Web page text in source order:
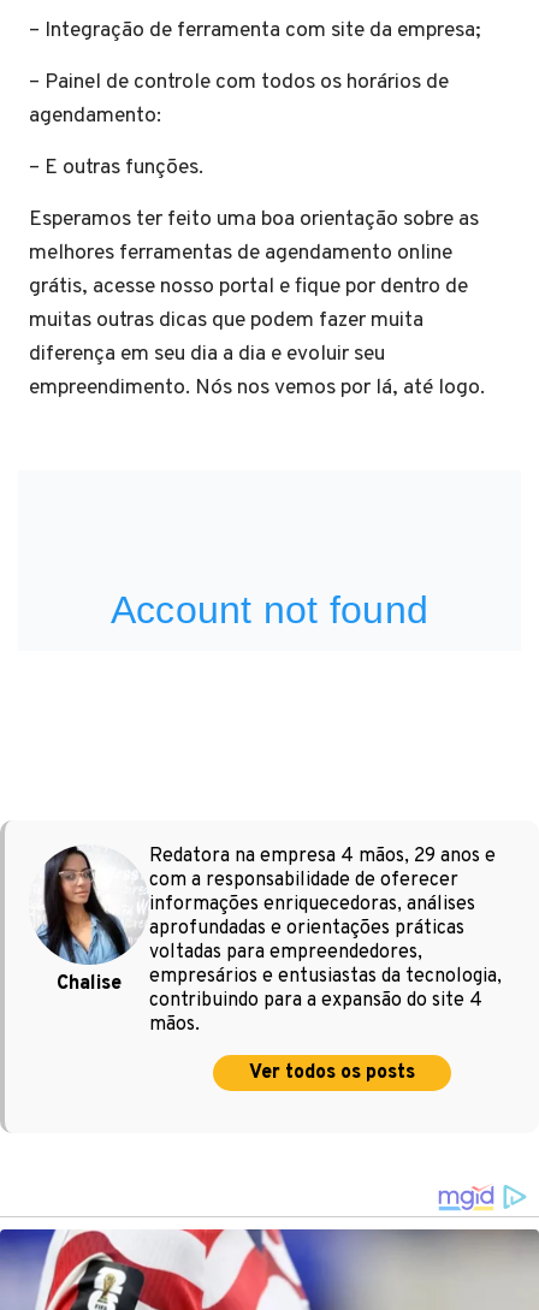
– Integração de ferramenta com site da empresa;
– Painel de controle com todos os horários de
agendamento:
– E outras funções.
Esperamos ter feito uma boa orientação sobre as
melhores ferramentas de agendamento online
grátis, acesse nosso portal e fique por dentro de
muitas outras dicas que podem fazer muita
diferença em seu dia a dia e evoluir seu
empreendimento. Nós nos vemos por lá, até logo.
Chalise
Redatora na empresa 4 mãos, 29 anos e
com a responsabilidade de oferecer
informações enriquecedoras, análises
aprofundadas e orientações práticas
voltadas para empreendedores,
empresários e entusiastas da tecnologia,
contribuindo para a expansão do site 4
mãos.
Ver todos os posts